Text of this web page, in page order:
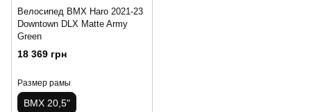
Велосипед BMX Haro 2021-23
Downtown DLX Matte Army
Green
18 369 грн
Размер рамы
BMX 20,5"